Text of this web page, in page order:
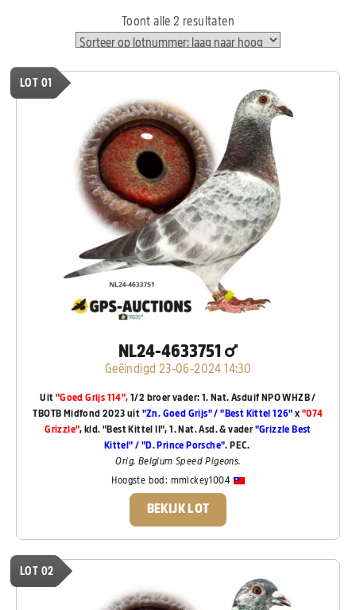
Toont alle 2 resultaten
LOT 01
NL24-4633751
Geëindigd 23-06-2024 14:30
Uit "Goed Grijs 114", 1/2 broer vader: 1. Nat. Asduif NPO WHZB /
TBOTB Midfond 2023 uit "Zn. Goed Grijs" / "Best Kittel 126" x"074
Grizzle", kld. "Best Kittel II", 1. Nat. Asd. & vader"Grizzle Best
Kittel" / "D. Prince Porsche". PEC.
Orig. Belgium Speed Pigeons.
Hoogste bod: mmickey1004
BEKIJK LOT
LOT 02